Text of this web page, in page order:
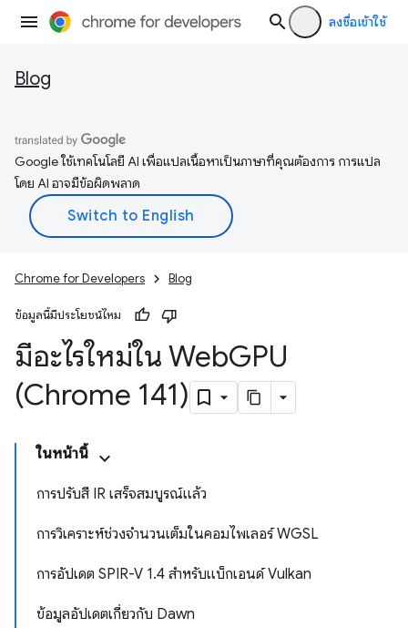
ลงชื่อเข้าใช้
Blog
Google ใช้เทคโนโลยี AI เพื่อแปลเนื้อหาเป็นภาษาที่คุณต้องการ การแปล
โดย AI อาจมีข้อผิดพลาด
Chrome for Developers Blog
ข้อมูลนี้มีประโยชน์ไหม
มีอะไรใหม่ใน WebGPU
(Chrome 141)
ในหน้านี้
การปรับสี IR เสร็จสมบูรณ์แล้ว
การวิเคราะห์ช่วงจำนวนเต็มในคอมไพเลอร์ WGSL
การอัปเดต SPIR-V 1.4 สำหรับแบ็กเอนด์ Vulkan
ข้อมูลอัปเดตเกี่ยวกับ Dawn